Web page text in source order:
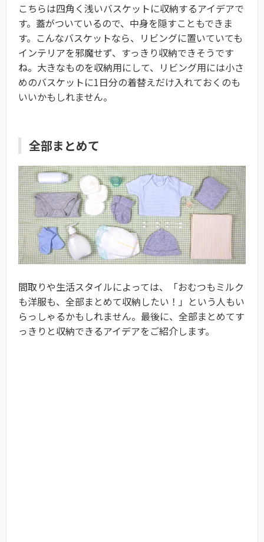
こちらは四角く浅いバスケットに収納するアイデアで
す。蓋がついているので、中身を隠すこともできま
す。こんなバスケットなら、リビングに置いていても
インテリアを邪魔せず、すっきり収納できそうです
ね。大きなものを収納用にして、リビング用には小さ
めのバスケットに1日分の着替えだけ入れておくのも
いいかもしれません。
全部まとめて
間取りや生活スタイルによっては、「おむつもミルク
も洋服も、全部まとめて収納したい！」という人もい
らっしゃるかもしれません。最後に、全部まとめてす
っきりと収納できるアイデアをご紹介します。